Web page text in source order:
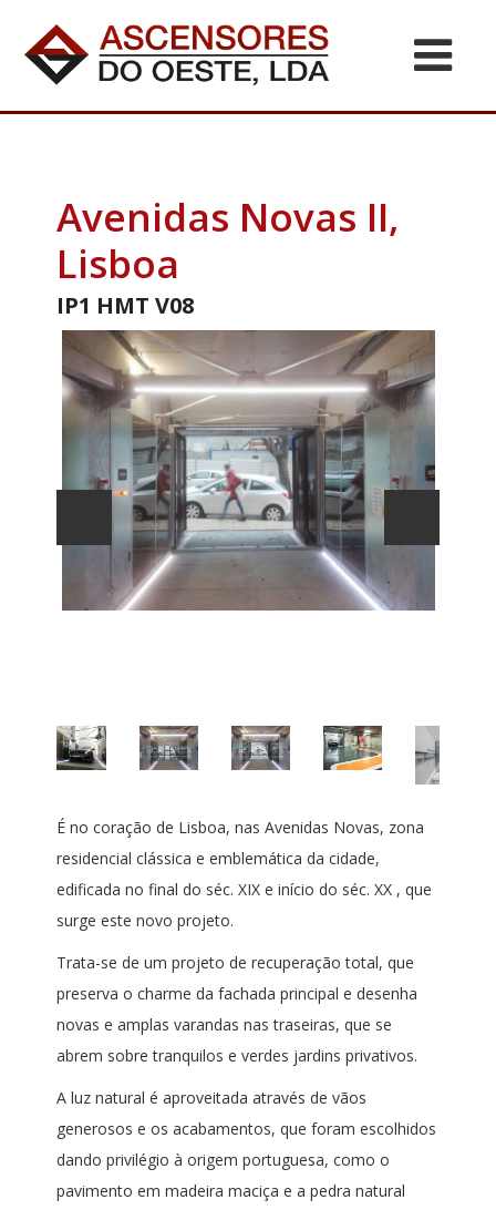
Avenidas Novas II,
Lisboa
IP1 HMT V08
É no coração de Lisboa, nas Avenidas Novas, zona
residencial clássica e emblemática da cidade,
edificada no final do séc. XIX e início do séc. XX , que
surge este novo projeto.
Trata-se de um projeto de recuperação total, que
preserva o charme da fachada principal e desenha
novas e amplas varandas nas traseiras, que se
abrem sobre tranquilos e verdes jardins privativos.
A luz natural é aproveitada através de vãos
generosos e os acabamentos, que foram escolhidos
dando privilégio à origem portuguesa, como o
pavimento em madeira maciça e a pedra natural